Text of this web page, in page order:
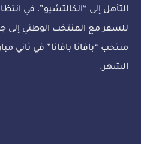
التأهل إلى “الكالتشيو”، في
للسفر مع المنتخب الوطني إلى
منتخب “بافانا بافانا” في ثاني
الشهر.